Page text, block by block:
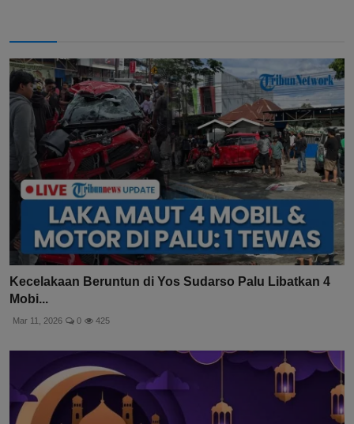
Kecelakaan Beruntun di Yos Sudarso Palu Libatkan 4
Mobi...
Mar 11, 2026 0 425